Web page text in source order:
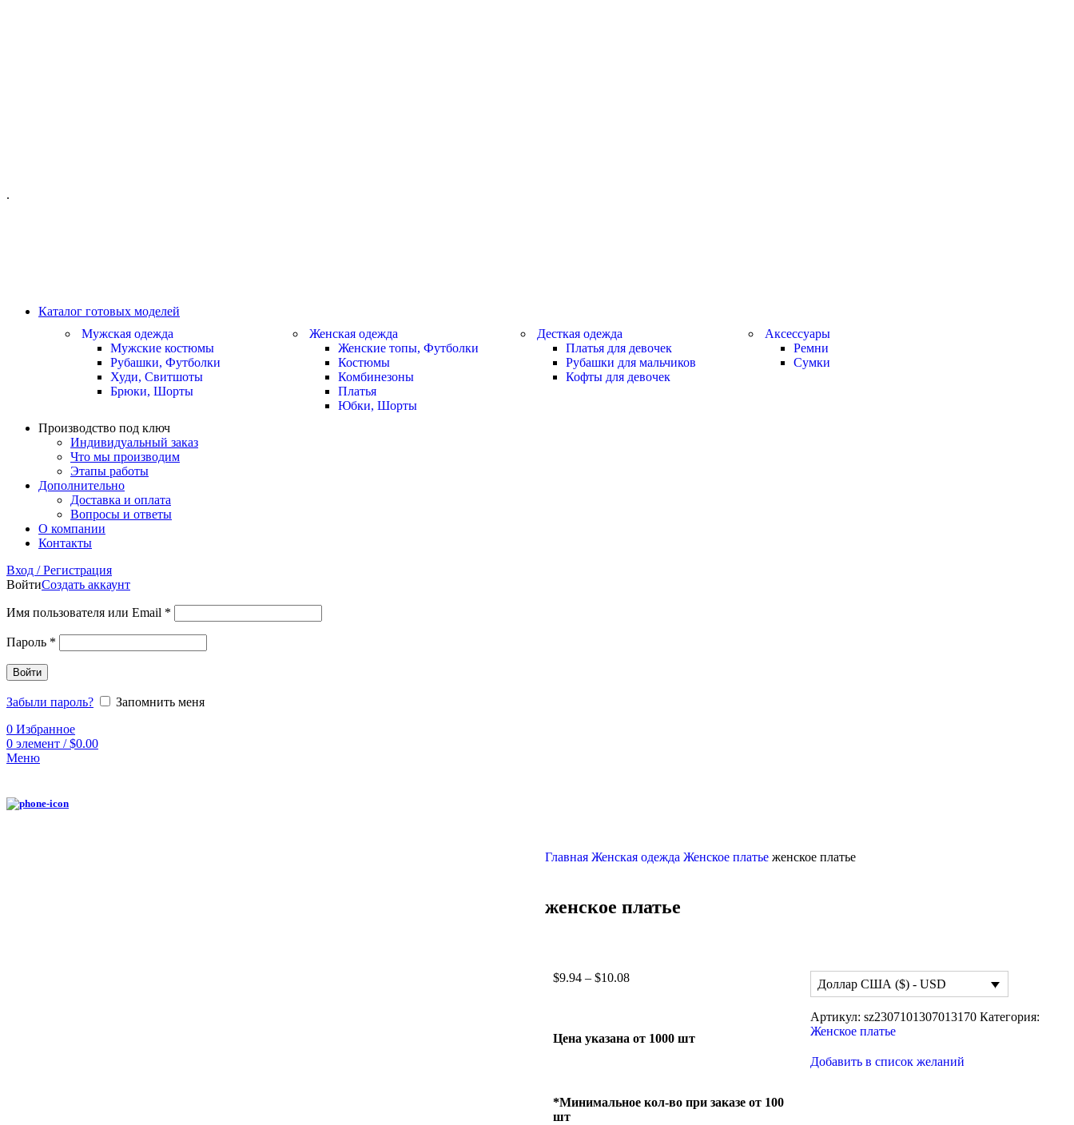
.
Каталог готовых моделей
Мужская одежда
Мужские костюмы
Рубашки, Футболки
Худи, Свитшоты
Брюки, Шорты
Женская одежда
Женские топы, Футболки
Костюмы
Комбинезоны
Платья
Юбки, Шорты
Десткая одежда
Платья для девочек
Рубашки для мальчиков
Кофты для девочек
Аксессуары
Ремни
Сумки
Производство под ключ
Индивидуальный заказ
Что мы производим
Этапы работы
Дополнительно
Доставка и оплата
Вопросы и ответы
О компании
Контакты
Вход / Регистрация
ВойтиСоздать аккаунт
Имя пользователя или Email *
Пароль *
Войти
Забыли пароль?
Запомнить меня
0 Избранное
0 элемент / $0.00
Меню
Главная Женская одежда Женское платье женское платье
женское платье
$9.94 – $10.08
Цена указана от 1000 шт
*Минимальное кол-во при заказе от 100
шт
Доллар США ($) - USD
Артикул: sz2307101307013170 Категория:
Женское платье
Добавить в список желаний